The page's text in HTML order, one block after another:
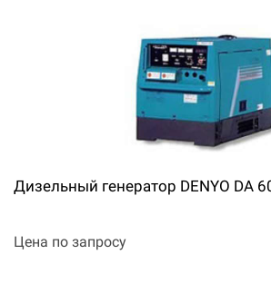
Дизельный генератор DENYO DA
Цена по запросу